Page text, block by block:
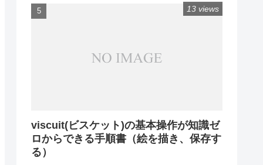
viscuit(ビスケット)の基本操作が知識ゼ
ロからできる手順書（絵を描き、保存す
る）
13 views